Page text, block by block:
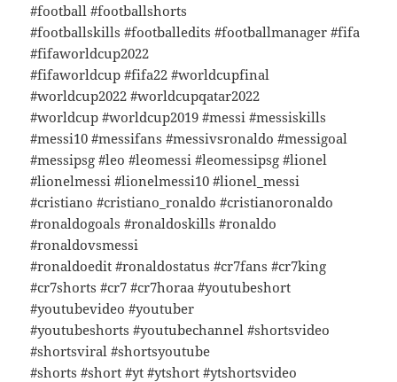
#football #footballshorts
#footballskills #footballedits #footballmanager #fifa
#fifaworldcup2022
#fifaworldcup #fifa22 #worldcupfinal
#worldcup2022 #worldcupqatar2022
#worldcup #worldcup2019 #messi #messiskills
#messi10 #messifans #messivsronaldo #messigoal
#messipsg #leo #leomessi #leomessipsg #lionel
#lionelmessi #lionelmessi10 #lionel_messi
#cristiano #cristiano_ronaldo #cristianoronaldo
#ronaldogoals #ronaldoskills #ronaldo
#ronaldovsmessi
#ronaldoedit #ronaldostatus #cr7fans #cr7king
#cr7shorts #cr7 #cr7horaa #youtubeshort
#youtubevideo #youtuber
#youtubeshorts #youtubechannel #shortsvideo
#shortsviral #shortsyoutube
#shorts #short #yt #ytshort #ytshortsvideo